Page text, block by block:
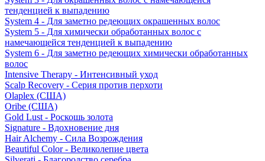
тенденцией к выпадению
System 4 - Для заметно редеющих окрашенных волос
System 5 - Для химически обработанных волос с
намечающейся тенденцией к выпадению
System 6 - Для заметно редеющих химически обработанных
волос
Intensive Therapy - Интенсивный уход
Scalp Recovery - Серия против перхоти
Olaplex (США)
Oribe (США)
Gold Lust - Роскошь золота
Signature - Вдохновение дня
Hair Alchemy - Сила Возрождения
Beautiful Color - Великолепие цвета